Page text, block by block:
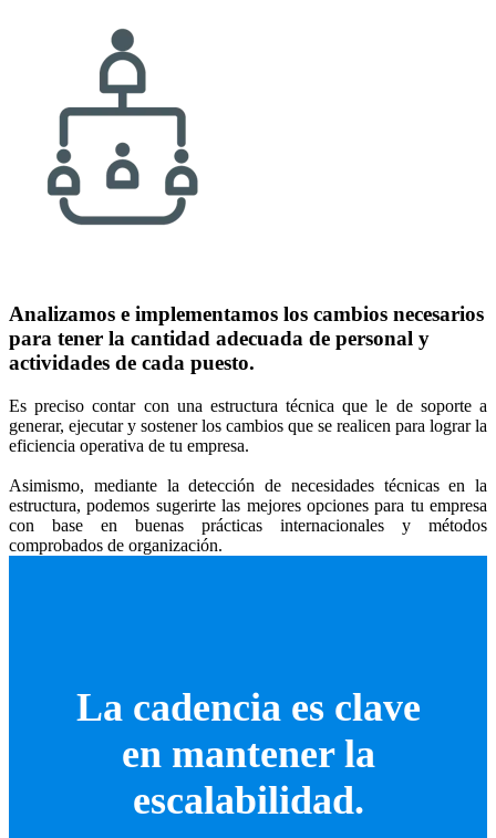
Analizamos e implementamos los cambios necesarios
para tener la cantidad adecuada de personal y
actividades de cada puesto.
Es preciso contar con una estructura técnica que le de soporte a
generar, ejecutar y sostener los cambios que se realicen para lograr la
eficiencia operativa de tu empresa.
Asimismo, mediante la detección de necesidades técnicas en la
estructura, podemos sugerirte las mejores opciones para tu empresa
con base en buenas prácticas internacionales y métodos
comprobados de organización.
La cadencia es clave
en mantener la
escalabilidad.